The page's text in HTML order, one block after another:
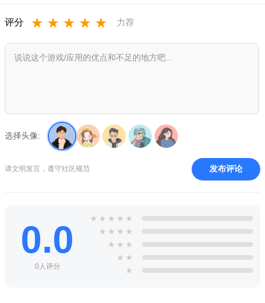
使用自己的球杆去参与排位晋级，在紧张刺激的对决中获得
珍贵的宝箱，从而开启球杆的收集之路。多种丰厚的奖励给你对
局中增加多样的乐趣
3、单机玩法
给各位玩家一个锻炼自己球技的去处，在指定的杆内逐级挑
评分 ★ ★ ★ ★ ★ 力荐
选择头像:
请文明发言，遵守社区规范 发布评论
0.0
0人评分
★ ★ ★ ★ ★
★ ★ ★ ★
★ ★ ★
★ ★
★